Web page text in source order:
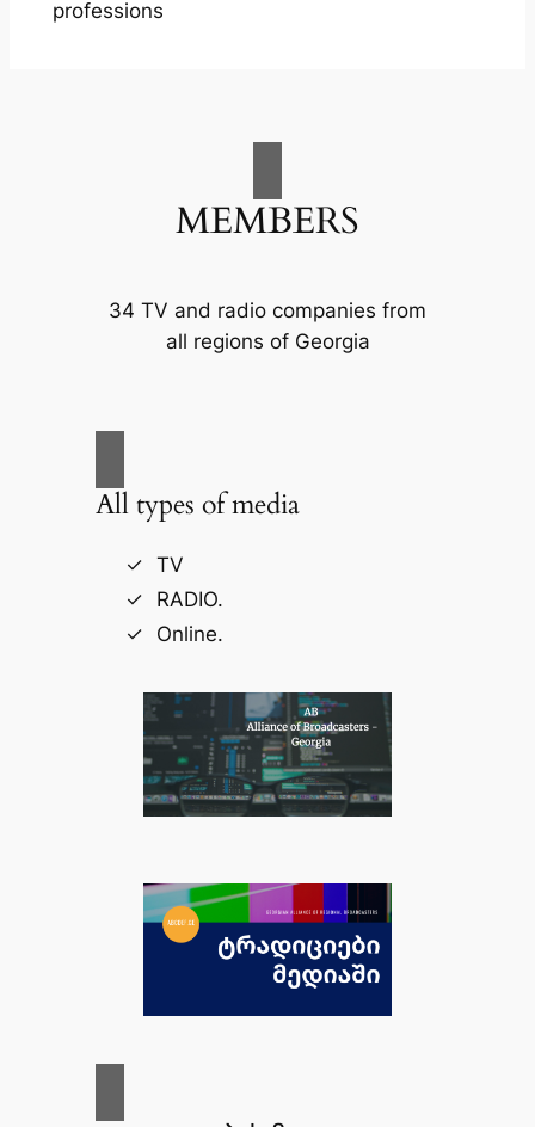
professions
MEMBERS
34 TV and radio companies from
all regions of Georgia
All types of media
TV
RADIO.
Online.